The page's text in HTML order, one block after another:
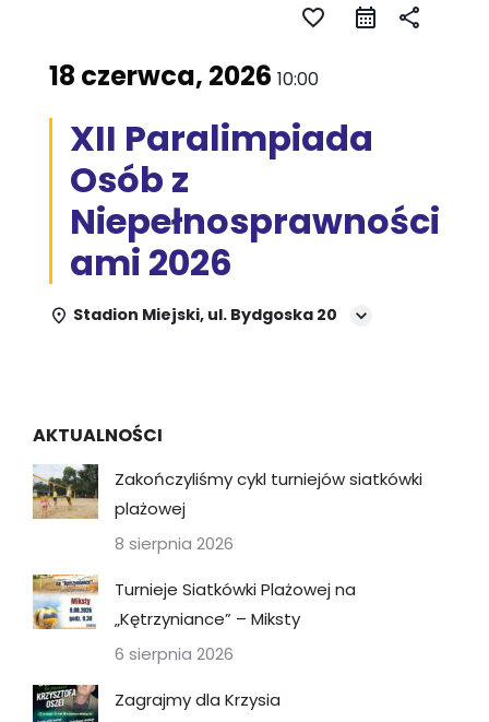
favorite_border share
18 czerwca, 2026 10:00
XII Paralimpiada
Osób z
Niepełnosprawności
ami 2026
Stadion Miejski, ul. Bydgoska 20
AKTUALNOŚCI
Zakończyliśmy cykl turniejów siatkówki
plażowej
8 sierpnia 2026
Turnieje Siatkówki Plażowej na
„Kętrzyniance” – Miksty
6 sierpnia 2026
Zagrajmy dla Krzysia